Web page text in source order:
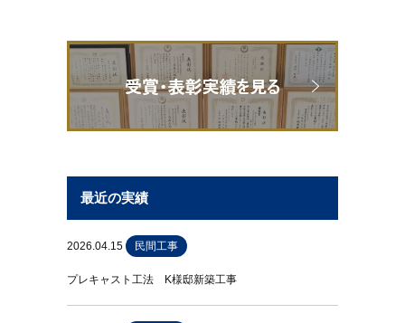
最近の実績
2026.04.15 民間工事
プレキャスト工法 K様邸新築工事